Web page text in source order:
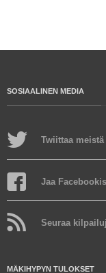
SOSIAALINEN MEDIA
Twiittaa meistä
Jaa
Seuraa
MÄKIHYPYN TULOKSET